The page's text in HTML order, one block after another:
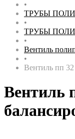
•
ТРУБЫ
•
ТРУБЫ
•
Вентиль
•
Вентиль пп
Вентиль